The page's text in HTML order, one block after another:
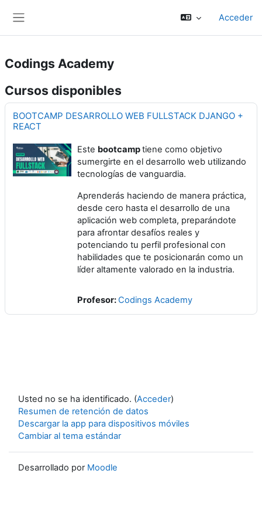
Acceder
Codings Academy
Cursos disponibles
BOOTCAMP DESARROLLO WEB FULLSTACK DJANGO +
REACT
Este bootcamptiene como objetivo
sumergirte en el desarrollo web utilizando
tecnologías de vanguardia.
Aprenderás haciendo de manera práctica,
desde cero hasta el desarrollo de una
aplicación web completa, preparándote
para afrontar desafíos reales y
potenciando tu perfil profesional con
habilidades que te posicionarán como un
líder altamente valorado en la industria.
Profesor:Codings Academy
Usted no se ha identificado. (Acceder)
Resumen de retención de datos
Descargar la app para dispositivos móviles
Cambiar al tema estándar
Desarrollado por Moodle